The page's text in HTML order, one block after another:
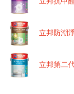
立邦防潮
立邦第二